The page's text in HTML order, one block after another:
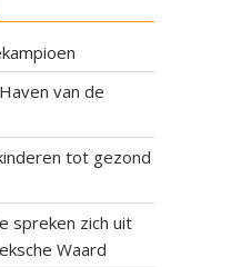
van de
tot gezond
spreken zich uit
Waard